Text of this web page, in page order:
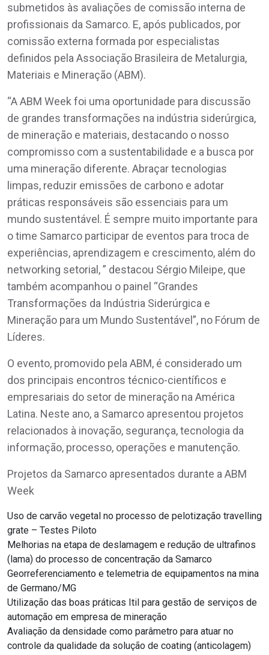
submetidos às avaliações de comissão interna de
profissionais da Samarco. E, após publicados, por
comissão externa formada por especialistas
definidos pela Associação Brasileira de Metalurgia,
Materiais e Mineração (ABM).
“A ABM Week foi uma oportunidade para discussão
de grandes transformações na indústria siderúrgica,
de mineração e materiais, destacando o nosso
compromisso com a sustentabilidade e a busca por
uma mineração diferente. Abraçar tecnologias
limpas, reduzir emissões de carbono e adotar
práticas responsáveis são essenciais para um
mundo sustentável. É sempre muito importante para
o time Samarco participar de eventos para troca de
experiências, aprendizagem e crescimento, além do
networking setorial, ” destacou Sérgio Mileipe, que
também acompanhou o painel “Grandes
Transformações da Indústria Siderúrgica e
Mineração para um Mundo Sustentável”, no Fórum de
Líderes.
O evento, promovido pela ABM, é considerado um
dos principais encontros técnico-científicos e
empresariais do setor de mineração na América
Latina. Neste ano, a Samarco apresentou projetos
relacionados à inovação, segurança, tecnologia da
informação, processo, operações e manutenção.
Projetos da Samarco apresentados durante a ABM
Week
Uso de carvão vegetal no processo de pelotização travelling
grate – Testes Piloto
Melhorias na etapa de deslamagem e redução de ultrafinos
(lama) do processo de concentração da Samarco
Georreferenciamento e telemetria de equipamentos na mina
de Germano/MG
Utilização das boas práticas Itil para gestão de serviços de
automação em empresa de mineração
Avaliação da densidade como parâmetro para atuar no
controle da qualidade da solução de coating (anticolagem)